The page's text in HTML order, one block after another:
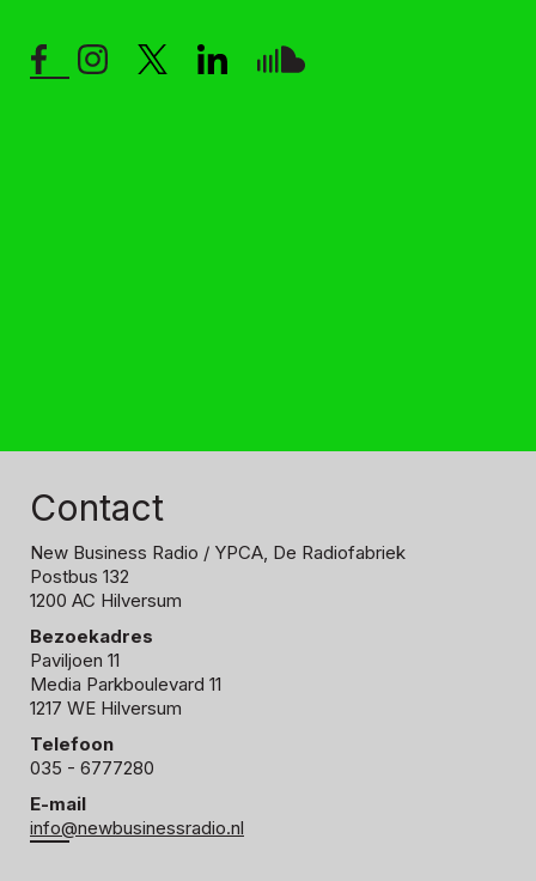
Contact
New Business Radio / YPCA, De Radiofabriek
Postbus 132
1200 AC Hilversum
Bezoekadres
Paviljoen 11
Media Parkboulevard 11
1217 WE Hilversum
Telefoon
035 - 6777280
E-mail
info@newbusinessradio.nl